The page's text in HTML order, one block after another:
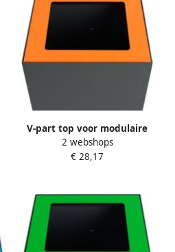
V-part top voor modulaire
afvalbak 85 l en 90 l oranje
2 webshops
€ 28,17